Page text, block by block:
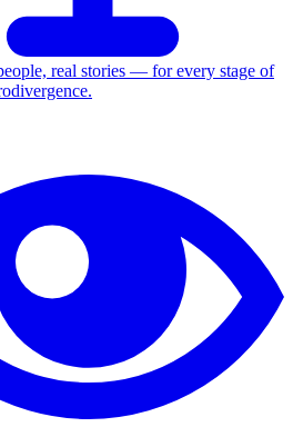
real stories — for every stage of